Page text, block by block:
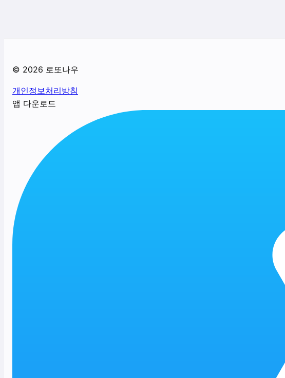
© 2026 로또나우
개인정보처리방침
앱 다운로드